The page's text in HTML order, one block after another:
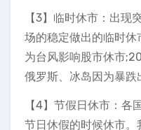
【3】临时休市：出现
场的稳定做出的临时休
为台风影响股市休市
俄罗斯、冰岛因为暴跌
【4】节假日休市：各
节日休假的时候休市